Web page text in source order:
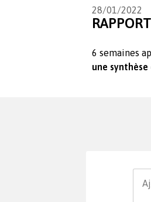
28/01/2022
6 semaines
une